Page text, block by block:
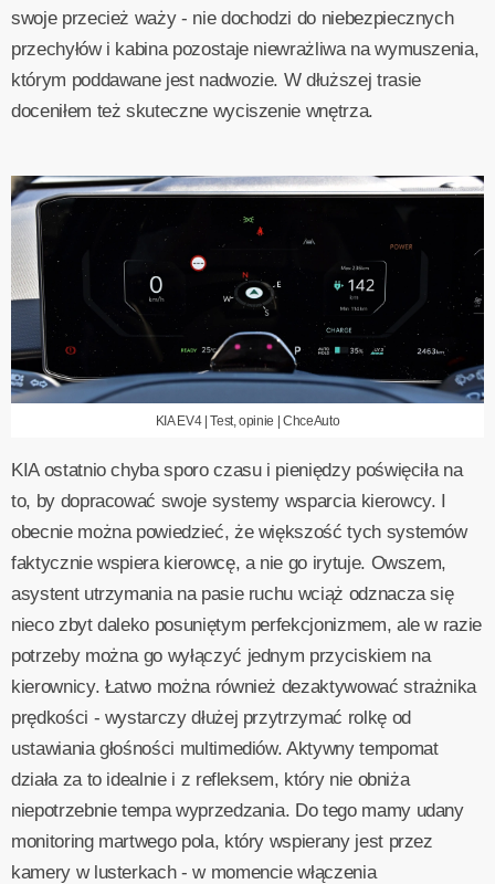
swoje przecież waży - nie dochodzi do niebezpiecznych
przechyłów i kabina pozostaje niewrażliwa na wymuszenia,
którym poddawane jest nadwozie. W dłuższej trasie
doceniłem też skuteczne wyciszenie wnętrza.
KIA EV4 | Test, opinie | ChceAuto
KIA ostatnio chyba sporo czasu i pieniędzy poświęciła na
to, by dopracować swoje systemy wsparcia kierowcy. I
obecnie można powiedzieć, że większość tych systemów
faktycznie wspiera kierowcę, a nie go irytuje. Owszem,
asystent utrzymania na pasie ruchu wciąż odznacza się
nieco zbyt daleko posuniętym perfekcjonizmem, ale w razie
potrzeby można go wyłączyć jednym przyciskiem na
kierownicy. Łatwo można również dezaktywować strażnika
prędkości - wystarczy dłużej przytrzymać rolkę od
ustawiania głośności multimediów. Aktywny tempomat
działa za to idealnie i z refleksem, który nie obniża
niepotrzebnie tempa wyprzedzania. Do tego mamy udany
monitoring martwego pola, który wspierany jest przez
kamery w lusterkach - w momencie włączenia